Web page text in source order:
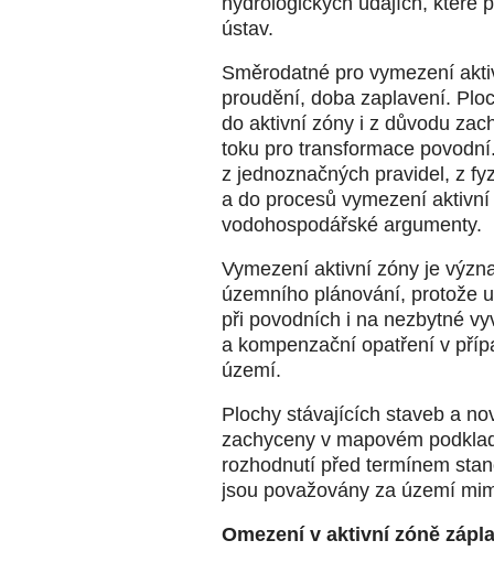
ústav.
Směrodatné pro vymezení
proudění, doba zaplavení.
do aktivní zóny i z důvodu
toku pro transformace
z jednoznačných pravidel, z
a do procesů vymezení
vodohospodářské argumenty.
Vymezení aktivní zóny je
územního plánování, protože
při povodních i na nezbytné
a kompenzační opatření v
území.
Plochy stávajících staveb a
zachyceny v mapovém
rozhodnutí před termínem
jsou považovány za území
Omezení v aktivní zóně